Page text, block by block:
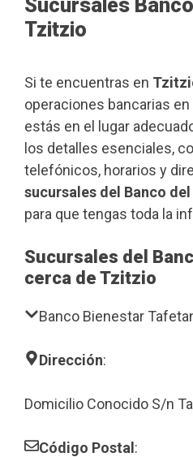
Sucursales
Tzitzio
Si te encuentras en
operaciones bancarias
estás en el lugar
los detalles esenciales,
telefónicos, horarios y
sucursales del Banco
para que tengas toda la
Sucursales del
cerca de Tzitzio
Banco Bienestar
Dirección:
Domicilio Conocido S/n
Código Postal: